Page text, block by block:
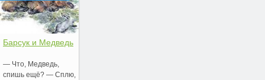
Барсук и Медведь
— Что, Медведь,
спишь ещё? — Сплю,